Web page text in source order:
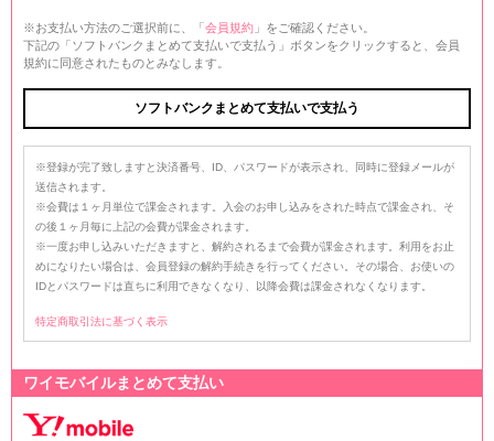
※お支払い方法のご選択前に、「 会員規約 」をご確認ください。
下記の「ソフトバンクまとめて支払いで支払う」ボタンをクリックすると、会員
規約に同意されたものとみなします。
※登録が完了致しますと決済番号、ID、パスワードが表示され、同時に登録メールが
送信されます。
※会費は１ヶ月単位で課金されます。入会のお申し込みをされた時点で課金され、そ
の後１ヶ月毎に上記の会費が課金されます。
※一度お申し込みいただきますと、解約されるまで会費が課金されます。利用をお止
めになりたい場合は、会員登録の解約手続きを行ってください。その場合、お使いの
IDとパスワードは直ちに利用できなくなり、以降会費は課金されなくなります。
特定商取引法に基づく表示
ワイモバイルまとめて支払い